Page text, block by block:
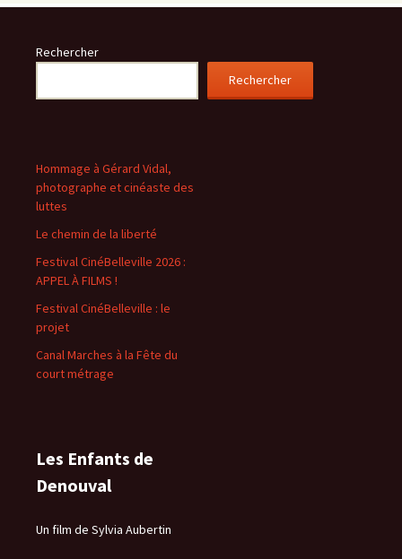
Rechercher
Rechercher
Hommage à Gérard Vidal,
photographe et cinéaste des
luttes
Le chemin de la liberté
Festival CinéBelleville 2026 :
APPEL À FILMS !
Festival CinéBelleville : le
projet
Canal Marches à la Fête du
court métrage
Les Enfants de
Denouval
Un film de Sylvia Aubertin